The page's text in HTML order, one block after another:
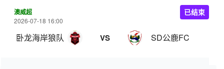
澳威超
2026-07-18 16:00
卧龙海岸狼队 VS SD公鹿FC
已结束